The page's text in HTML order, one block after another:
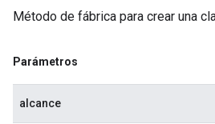
Método de fábrica para crear una
Parámetros
alcance